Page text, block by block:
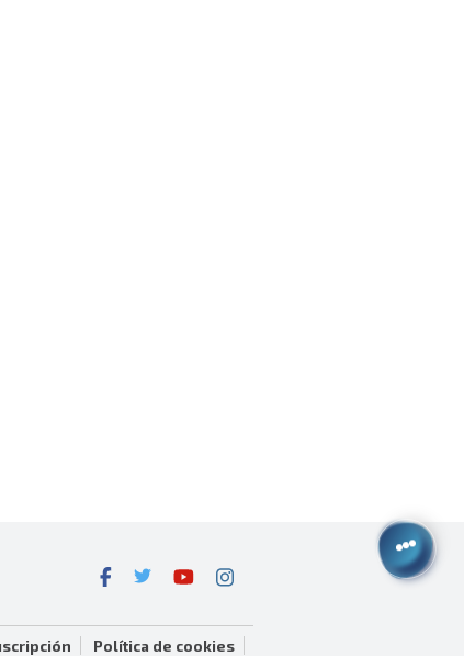
Política de cookies